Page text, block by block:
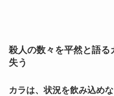
殺人の数々を平然と語る
失う
カラは、状況を飲み込め